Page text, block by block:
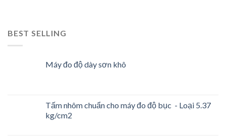
BEST SELLING
Máy đo độ dày sơn khô
Tấm nhôm chuẩn cho máy đo độ bục - Loại 5.37
kg/cm2